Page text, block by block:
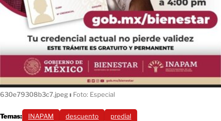
630e79308b3c7.jpegı Foto: Especial
Temas: INAPAM descuento predial